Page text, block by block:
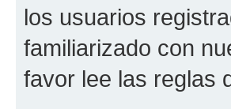
los usuarios
familiarizado con
favor lee las reglas